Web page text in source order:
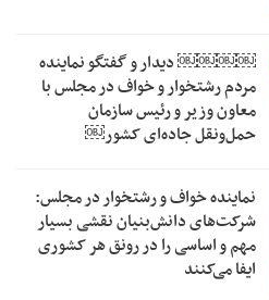
￼￼￼￼‏ دیدار و گفتگو نماینده
مردم رشتخوار و خواف در مجلس با
معاون وزیر و رئیس سازمان
حمل‌ونقل جاده‌ای کشور￼
نماینده خواف و رشتخوار در مجلس:
شرکت‌های دانش‌بنیان نقشی بسیار
مهم و اساسی را در رونق هر کشوری
ایفا می‌کنند